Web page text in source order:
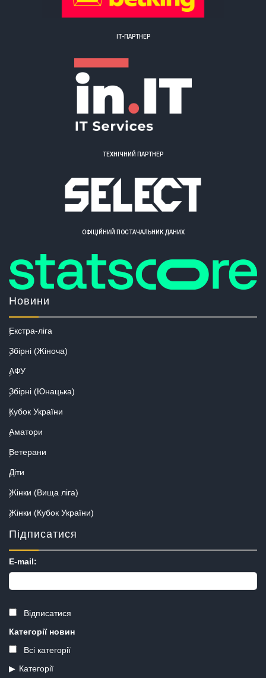
ІТ-ПАРТНЕР
ТЕХНІЧНИЙ ПАРТНЕР
ОФІЦІЙНИЙ ПОСТАЧАЛЬНИК ДАНИХ
Новини
Екстра-ліга
Збірні (Жіноча)
АФУ
Збірні (Юнацька)
Кубок України
Аматори
Ветерани
Діти
Жінки (Вища ліга)
Жінки (Кубок України)
Підписатися
E-mail:
Відписатися
Категорії новин
Всі категорії
Категорії